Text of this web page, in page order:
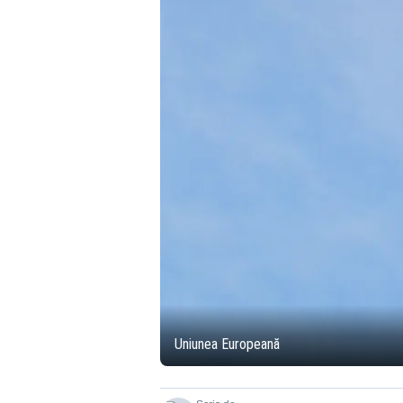
Uniunea Europeană